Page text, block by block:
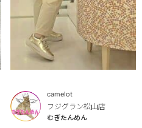
camelot
フジグラン松山店
むぎたんめん